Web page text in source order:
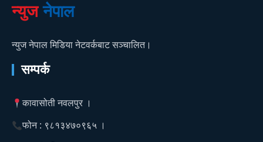
न्युजनेपाल
न्युज नेपाल मिडिया नेटवर्कबाट सञ्चालित।
सम्पर्क
कावासोती नवलपुर ।
फोन : ९८१३४७०९६५ ।